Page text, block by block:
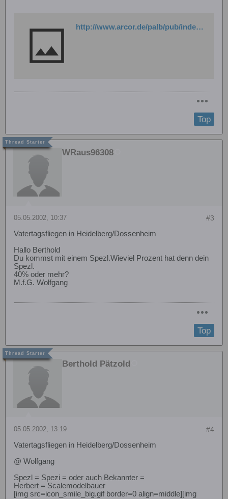
http://www.arcor.de/palb/pub/index.php?alb_action=viewAlbum&album_ID=16007&n
Top
WRaus96308
#3
05.05.2002, 10:37
Vatertagsfliegen in Heidelberg/Dossenheim
Hallo Berthold
Du kommst mit einem Spezl.Wieviel Prozent hat denn dein
Spezl.
40% oder mehr?
M.f.G. Wolfgang
Top
Berthold Pätzold
#4
05.05.2002, 13:19
Vatertagsfliegen in Heidelberg/Dossenheim
@ Wolfgang
Spezl = Spezi = oder auch Bekannter =
Herbert = Scalemodelbauer
[img src=icon_smile_big.gif border=0 align=middle][img